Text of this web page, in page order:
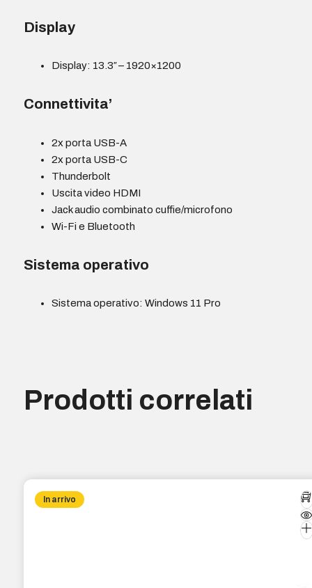
Display
Display: 13.3″ – 1920×1200
Connettivita’
2x porta USB-A
2x porta USB-C
Thunderbolt
Uscita video HDMI
Jack audio combinato cuffie/microfono
Wi-Fi e Bluetooth
Sistema operativo
Sistema operativo: Windows 11 Pro
Prodotti correlati
In arrivo